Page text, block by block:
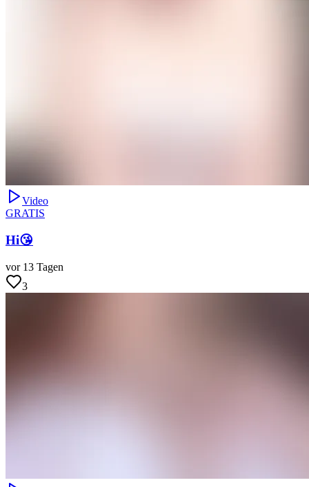
Video
GRATIS
Hi😘
vor 13 Tagen
3